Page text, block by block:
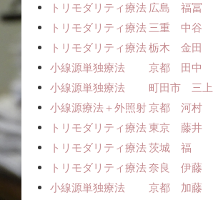
トリモダリティ療法 広島 福冨
トリモダリティ療法 三重 中谷
トリモダリティ療法 栃木 金田
小線源単独療法 京都 田中
小線源単独療法 町田市 三上
小線源療法＋外照射 京都 河村
トリモダリティ療法 東京 藤井
トリモダリティ療法 茨城 福
トリモダリティ療法 奈良 伊藤
小線源単独療法 京都 加藤